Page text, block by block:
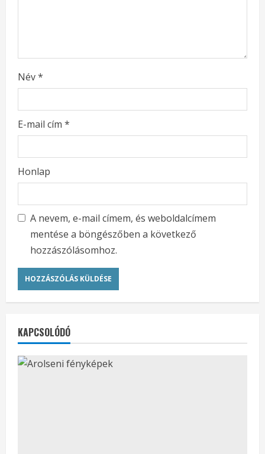
Név*
E-mail cím *
Honlap
A nevem, e-mail címem, és weboldalcímem
mentése a böngészőben a következő
hozzászólásomhoz.
KAPCSOLÓDÓ